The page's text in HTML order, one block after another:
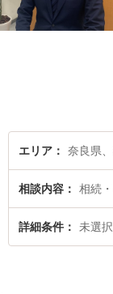
エリア 奈良県
相談内容 相続
詳細条件 未選択